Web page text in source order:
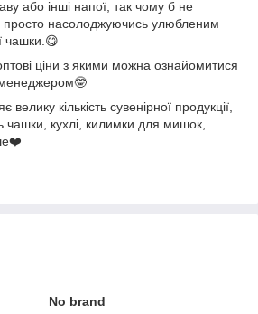
або інші напої, так чому б не
просто насолоджуючись улюбленим
чашки.😋
ціни з якими можна ознайомитися
кількість сувенірної продукції,
чашки, кухлі, килимки для мишок,
No brand